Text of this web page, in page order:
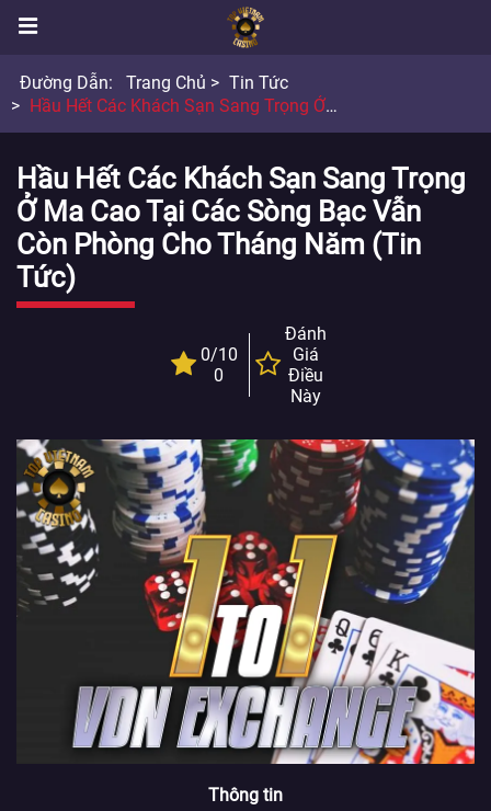
Đường Dẫn: Trang Chủ
Tin Tức
Hầu Hết Các Khách Sạn Sang Trọng Ở Ma Cao Tại Các Sòng Bạc Vẫn Còn Phòng Cho Tháng Năm
Hầu Hết Các Khách Sạn Sang Trọng
Ở Ma Cao Tại Các Sòng Bạc Vẫn
Còn Phòng Cho Tháng Năm (Tin
Tức)
0/10
0
Đánh
Giá
Điều
Này
Thông tin